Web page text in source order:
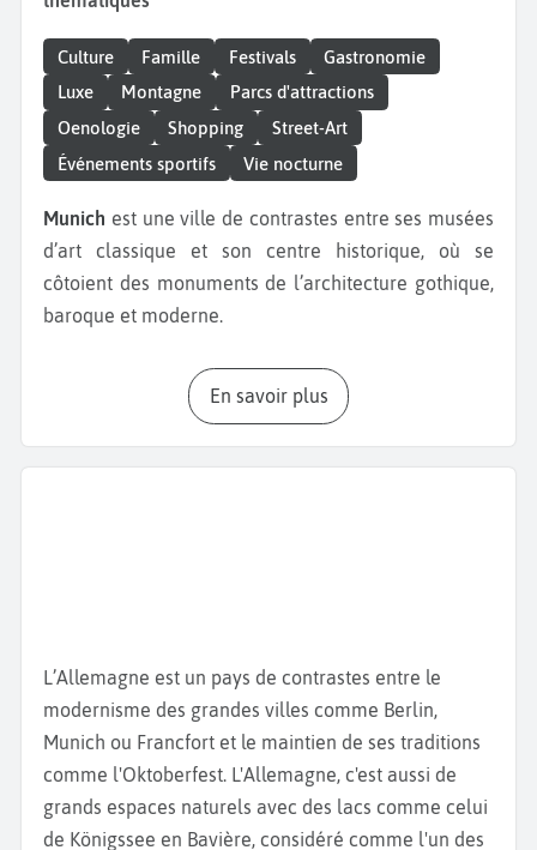
Culture Famille Festivals
Gastronomie
Luxe
Montagne
Parcs d'attractions
Oenologie
Shopping
Street-Art
Événements sportifs
Vie nocturne
Munich est une ville de contrastes entre ses musées
d’art classique et son centre historique, où se
côtoient des monuments de l’architecture gothique,
baroque et moderne.
week-end à Munich
choix entre une multitude d'activités : visite de
nique auBiergarten. Nous vous invitons à
avec sa façade rococo et le célèbre Teufelstritt
(empreinte du diable). La légende dit que le diable
serait rentré dans l’édifice et en aurait été chassé
par un rayon de soleil, d'où l'empreinte. À quelques
pas de là, flânez dans le Viktualienmarkt, un marché
En savoir plus
L’Allemagne est un pays de contrastes entre le
modernisme des grandes villes comme Berlin,
Munich ou Francfort et le maintien de ses traditions
comme l'Oktoberfest. L'Allemagne, c'est aussi de
grands espaces naturels avec des lacs comme celui
de Königssee en Bavière, considéré comme l'un des